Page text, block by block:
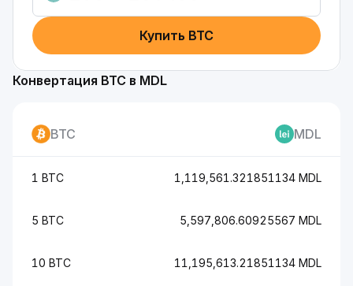
Купить BTC
Конвертация BTC в MDL
BTC MDL
1 BTC 1,119,561.321851134 MDL
5 BTC 5,597,806.60925567 MDL
10 BTC 11,195,613.21851134 MDL